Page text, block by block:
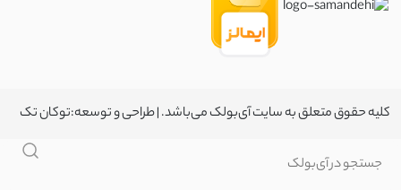
کلیه حقوق متعلق به سایت آی‌بولک می‌باشد. | طراحی و توسعه:توکان تک